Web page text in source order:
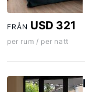
FRÅN USD 321
per rum / per natt